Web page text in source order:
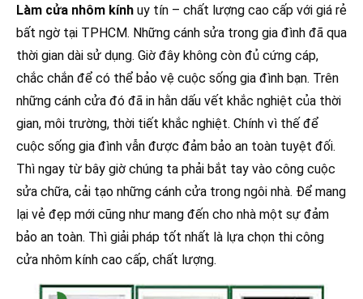
Làm cửa nhôm kính uy tín – chất lượng cao cấp với giá rẻ
bất ngờ tại TPHCM. Những cánh sửa trong gia đình đã qua
thời gian dài sử dụng. Giờ đây không còn đủ cứng cáp,
chắc chắn để có thể bảo vệ cuộc sống gia đình bạn. Trên
những cánh cửa đó đã in hằn dấu vết khắc nghiệt của thời
gian, môi trường, thời tiết khắc nghiệt. Chính vì thế để
cuộc sống gia đình vẫn được đảm bảo an toàn tuyệt đối.
Thì ngay từ bây giờ chúng ta phải bắt tay vào công cuộc
sửa chữa, cải tạo những cánh cửa trong ngôi nhà. Để mang
lại vẻ đẹp mới cũng như mang đến cho nhà một sự đảm
bảo an toàn. Thì giải pháp tốt nhất là lựa chọn thi công
cửa nhôm kính cao cấp, chất lượng.